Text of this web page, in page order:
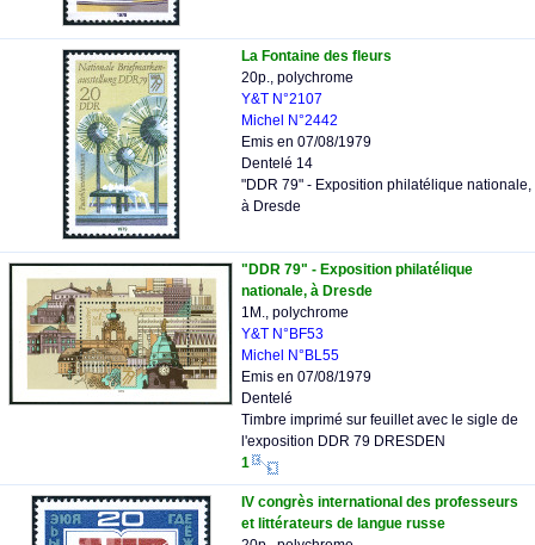
La Fontaine des fleurs
20p., polychrome
Y&T N°2107
Michel N°2442
Emis en 07/08/1979
Dentelé 14
"DDR 79" - Exposition philatélique nationale,
à Dresde
"DDR 79" - Exposition philatélique
nationale, à Dresde
1M., polychrome
Y&T N°BF53
Michel N°BL55
Emis en 07/08/1979
Dentelé
Timbre imprimé sur feuillet avec le sigle de
l'exposition DDR 79 DRESDEN
1
IV congrès international des professeurs
et littérateurs de langue russe